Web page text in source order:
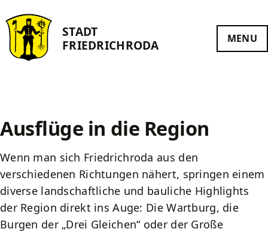
STADT
FRIEDRICH­RODA
MENU
Ausflüge in die Region
Wenn man sich Friedrichroda aus den
verschiedenen Richtungen nähert, springen einem
diverse landschaftliche und bauliche Highlights
der Region direkt ins Auge: Die Wartburg, die
Burgen der „Drei Gleichen“ oder der Große
Wandern
Naturschätze
Naturkonzept
UNESCO Geopark
Gesundheit und Wellness
Heilklima
Kurpark
Terrainkur
Buchbare Gesundheitsangebote
Badearzt und Kurmittel
Verwaltung
Formulare
Ratsinformationssystem
Satzungsrecht
Wohnen und Bauen
Aktuelle Baumaßnahmen
Integriertes Stadtentwicklungskonzept
Sanierungsgebiet und Gestaltungssatzung
Rundgang Stadtsanierung
Fördermittel zur Mitfinanzierung
Finanzen und Beteiligungen
Haushalt
Bibliothek
Kindergärten und Schulen
Jugend
Begegnungsstätte Wir³
Senioren
Impressum